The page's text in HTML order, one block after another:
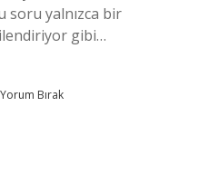
soru yalnızca bir
gibi…
Yorum Bırak